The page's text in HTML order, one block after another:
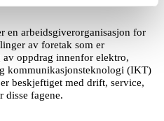
en arbeidsgiverorganisasjon for
av foretak som er
oppdrag innenfor elektro,
kommunikasjonsteknologi (IKT)
beskjeftiget med drift, service,
fagene.